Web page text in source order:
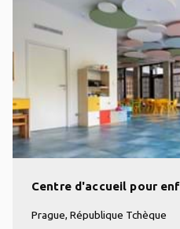
Centre d'accueil pour
Prague, République Tchèque